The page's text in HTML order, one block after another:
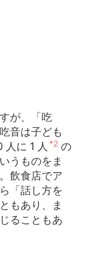
が、「吃
音は子ども
人に 1 人 *2 の
うものをま
飲食店でア
「話し方を
もあり、ま
ることもあ